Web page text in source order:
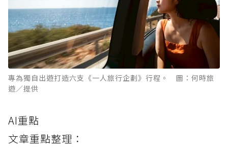
專為獨自出遊打造六支《一人旅行企劃》行程。 圖：何時旅
遊／提供
AI重點
文章重點整理：